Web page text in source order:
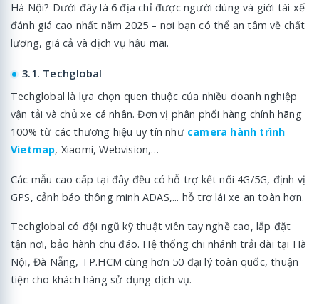
Hà Nội? Dưới đây là 6 địa chỉ được người dùng và giới tài xế
đánh giá cao nhất năm 2025 – nơi bạn có thể an tâm về chất
lượng, giá cả và dịch vụ hậu mãi.
3.1. Techglobal
Techglobal là lựa chọn quen thuộc của nhiều doanh nghiệp
vận tải và chủ xe cá nhân. Đơn vị phân phối hàng chính hãng
100% từ các thương hiệu uy tín như camera hành trình
Vietmap, Xiaomi, Webvision,…
Các mẫu cao cấp tại đây đều có hỗ trợ kết nối 4G/5G, định vị
GPS, cảnh báo thông minh ADAS,... hỗ trợ lái xe an toàn hơn.
Techglobal có đội ngũ kỹ thuật viên tay nghề cao, lắp đặt
tận nơi, bảo hành chu đáo. Hệ thống chi nhánh trải dài tại Hà
Nội, Đà Nẵng, TP.HCM cùng hơn 50 đại lý toàn quốc, thuận
tiện cho khách hàng sử dụng dịch vụ.